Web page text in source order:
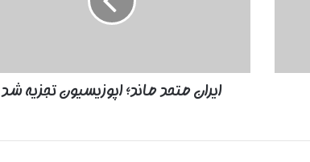
ایران متحد ماند؛ اپوزیسیون تجزیه شد